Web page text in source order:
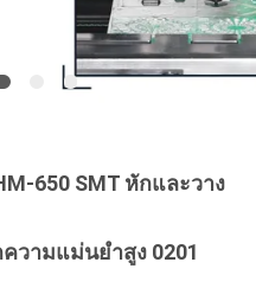
650 SMT หักและวาง
วามแม่นยําสูง 0201